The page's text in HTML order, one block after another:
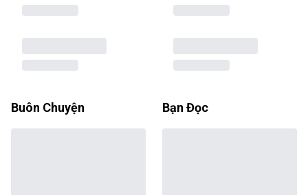
Buôn Chuyện Bạn Đọc